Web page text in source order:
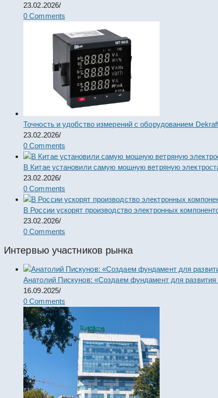
23.02.2026/
0 Comments
Точность и удобство измерений с оборудованием
23.02.2026/
0 Comments
В Китае установили самую мощную ветряную
23.02.2026/
0 Comments
В России ускорят производство электронных
23.02.2026/
0 Comments
Интервью участников рынка
Анатолий Пискунов: «Создаем фундамент для развития
16.09.2025/
0 Comments